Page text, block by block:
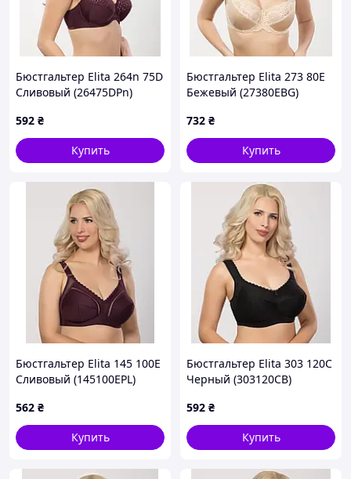
Бюстгальтер Elita 264n 75D
Сливовый (26475DPn)
592 ₴
Купить
Бюстгальтер Elita 273 80E
Бежевый (27380EBG)
732 ₴
Купить
Бюстгальтер Elita 145 100E
Сливовый (145100EPL)
562 ₴
Купить
Бюстгальтер Elita 303 120C
Черный (303120CB)
592 ₴
Купить